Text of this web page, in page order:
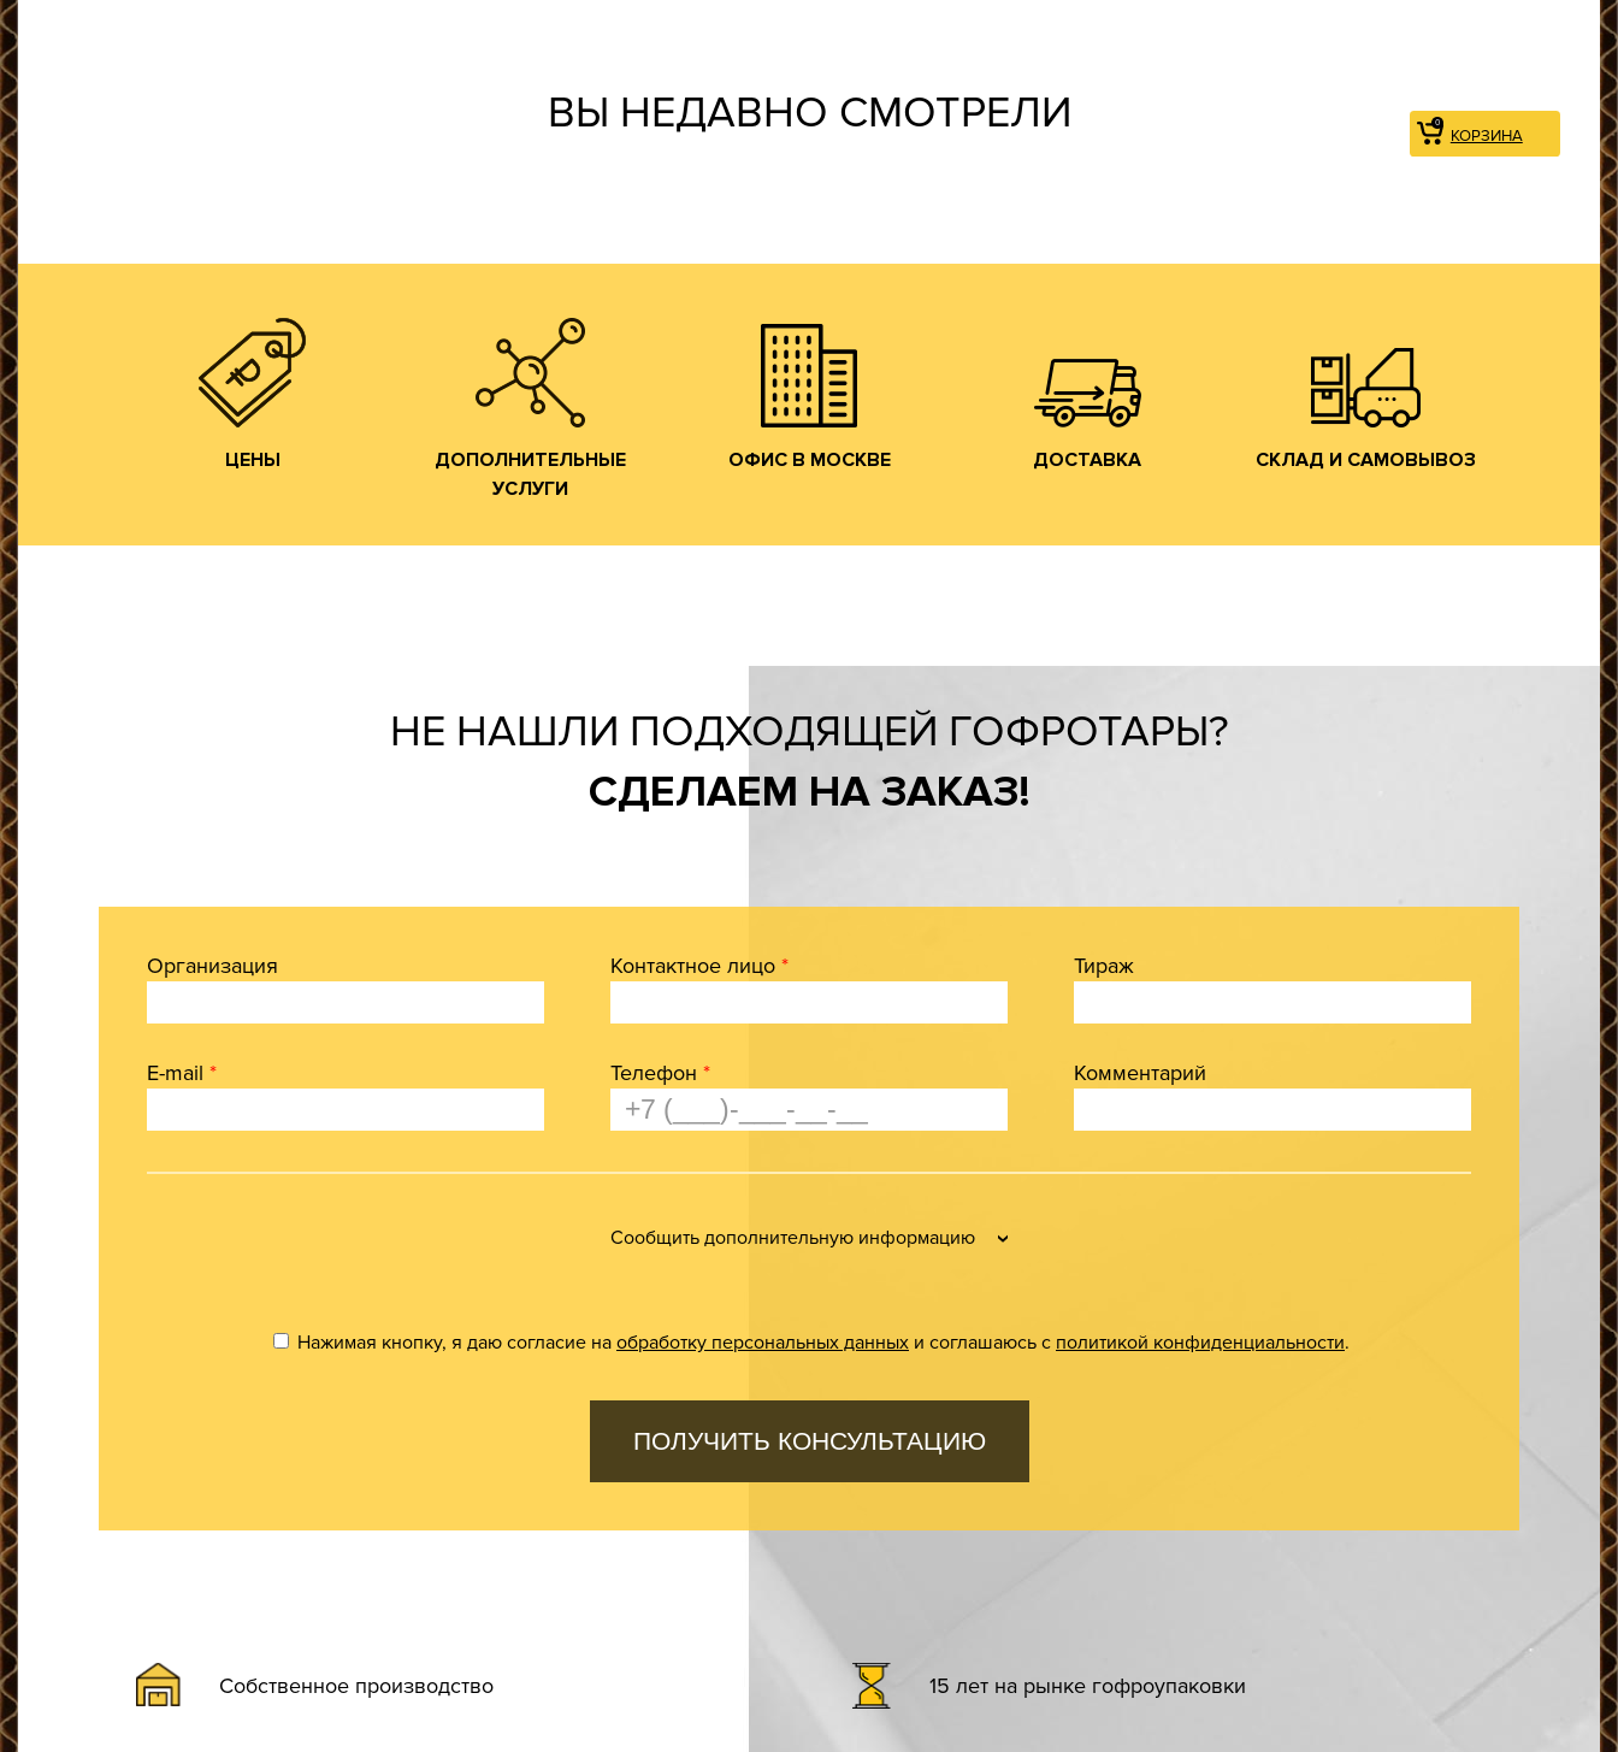
ВЫ НЕДАВНО СМОТРЕЛИ
ЦЕНЫ
ЦЕНЫ
Цены на гофротару нашего
производства всегда ниже,
переработчиков, так как
ДОПОЛНИТЕЛЬНЫЕ
УСЛУГИ
ДОПОЛНИТЕЛЬНЫЕ
УСЛУГИ
Разработка конструкций;
Изготовление штанц-
Изготовление печатных
ОФИС В МОСКВЕ
ОФИС В МОСКВЕ
Мы приглашаем
в наш офис в Москве
привлекательные условия
сотрудничества.
ДОСТАВКА
ДОСТАВКА
федеральному округу
СКЛАД И САМОВЫВОЗ
СКЛАД И
САМОВЫВОЗ
производится со склада
НЕ НАШЛИ ПОДХОДЯЩЕЙ ГОФРОТАРЫ?
СДЕЛАЕМ НА ЗАКАЗ!
Собственное производство 15 лет на рынке гофроупаковки
Организация
E-mail *
Контактное лицо *
Телефон *
Тираж
Комментарий
Сообщить дополнительную информацию
Нажимая кнопку, я даю согласие на обработку персональных данных и соглашаюсь с политикой конфиденциальности.
ПОЛУЧИТЬ КОНСУЛЬТАЦИЮ